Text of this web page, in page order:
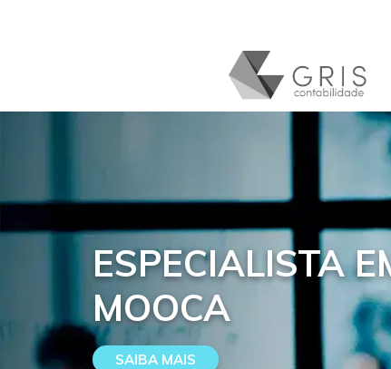
ESPECIALISTA
MOOCA
SAIBA MAIS